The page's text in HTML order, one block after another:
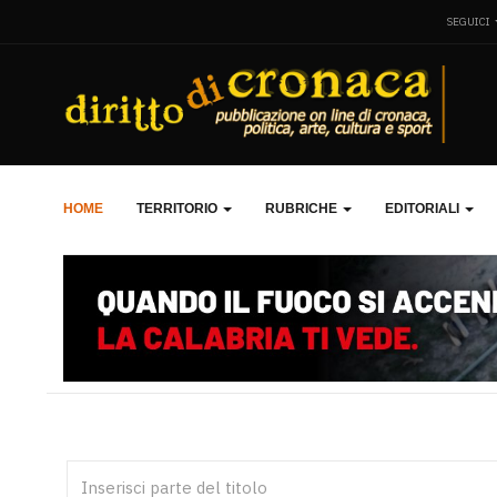
SEGUICI
HOME TERRITORIO RUBRICHE EDITORIALI